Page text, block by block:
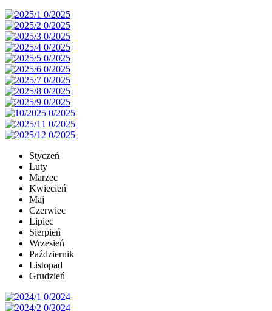
Styczeń
Luty
Marzec
Kwiecień
Maj
Czerwiec
Lipiec
Sierpień
Wrzesień
Październik
Listopad
Grudzień